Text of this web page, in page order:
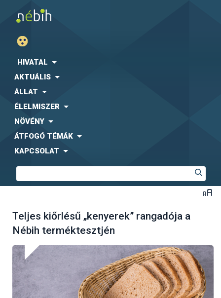
HIVATAL
AKTUÁLIS
ÁLLAT
ÉLELMISZER
NÖVÉNY
ÁTFOGÓ TÉMÁK
KAPCSOLAT
Teljes kiőrlésű „kenyerek” rangadója a
Nébih terméktesztjén